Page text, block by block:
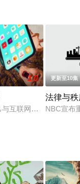
等演员精彩演绎
豆瓣电视剧、电
、Oliver和Mabel
1.0
与互联网的不良关系后
更新至10集
法律与
NBC宣布